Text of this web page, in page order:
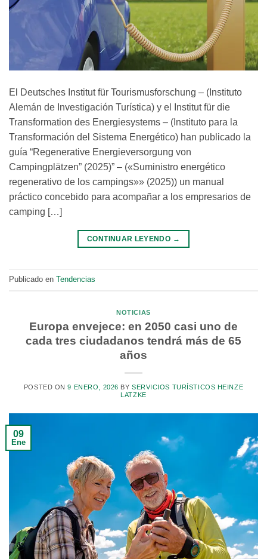
El Deutsches Institut für Tourismusforschung – (Instituto
Alemán de Investigación Turística) y el Institut für die
Transformation des Energiesystems – (Instituto para la
Transformación del Sistema Energético) han publicado la
guía “Regenerative Energieversorgung von
Campingplätzen” (2025)” – («Suministro energético
regenerativo de los campings»» (2025)) un manual
práctico concebido para acompañar a los empresarios de
camping […]
CONTINUAR LEYENDO →
Publicado en Tendencias
NOTICIAS
Europa envejece: en 2050 casi uno de
cada tres ciudadanos tendrá más de 65
años
POSTED ON9 ENERO, 2026 BY SERVICIOS TURÍSTICOS HEINZE
LATZKE
09
Ene